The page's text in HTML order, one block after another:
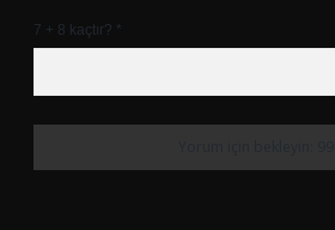
7 + 8 kaçtır? *